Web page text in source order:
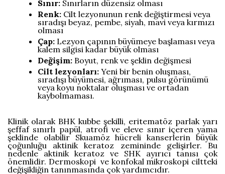
Sınır: Sınırların düzensiz olması
Renk: Cilt lezyonunun renk değiştirmesi veya
sıradışı beyaz, pembe, siyah, mavi veya kırmızı
olması
Çap: Lezyon çapının büyümeye başlaması veya
kalem silgisi kadar büyük olması
Değişim: Boyut, renk ve şeklin değişmesi
Cilt lezyonları: Yeni bir benin oluşması,
sıradışı büyümesi, ağrıması, pulsu görünümü
veya koyu noktalar oluşması ve ortadan
kaybolmaması.
Klinik olarak BHK kubbe şekilli, eritematöz parlak yarı
şeffaf sınırlı papül, atrofi ve eleve sınır içeren yama
şeklinde olabilir Skuamöz hücreli kanserlerin büyük
çoğunluğu aktinik keratoz zemininde gelişirler. Bu
nedenle aktinik keratoz ve SHK ayırıcı tanısı çok
önemlidir. Dermoskopi ve konfokal mikroskopi ciltteki
değişikliğin tanınmasında çok yardımcıdır.